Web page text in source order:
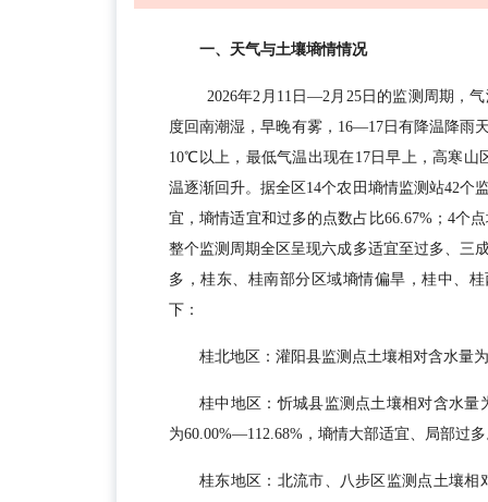
一、天气与土壤墒情情况
2026年2月11日—2月25日的监测周期，
度回南潮湿，早晚有雾，16—17日有降温降
10℃以上，最低气温出现在17日早上，高寒
温逐渐回升。据全区14个农田墒情监测站42个
宜，墒情适宜和过多的点数占比66.67%；4个
整个监测周期全区呈现六成多适宜至过多、三
多，桂东、桂南部分区域墒情偏旱，桂中、
下：
桂北地区：灌阳县监测点土壤相对含水量
桂中地区：忻城县监测点土壤相对含水量
为60.00%—112.68%，墒情大部适宜、局部过
桂东地区：北流市、八步区监测点土壤相